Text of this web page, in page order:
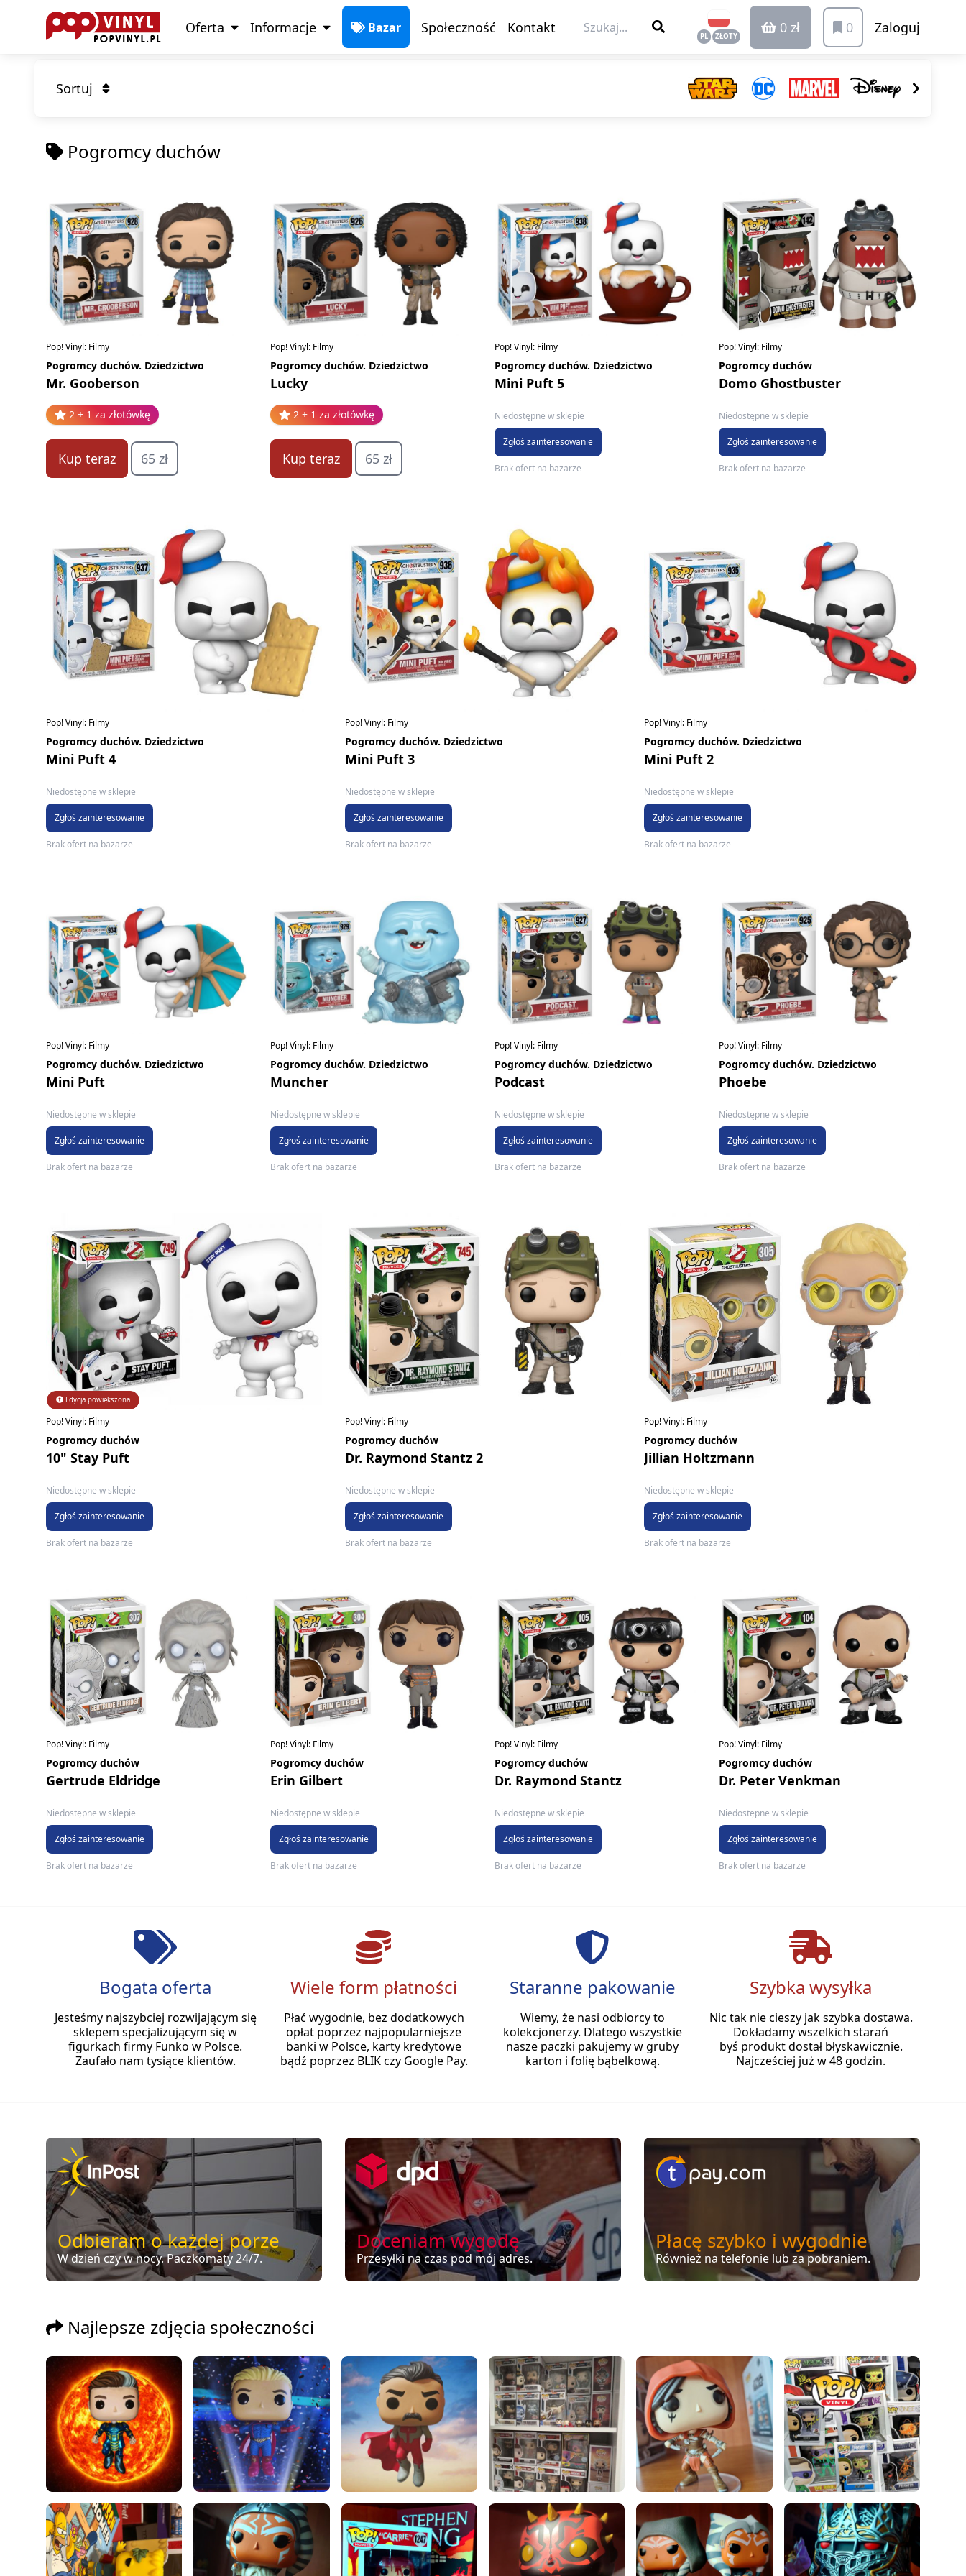
Oferta Informacje Bazar Społeczność Kontakt
PL ZŁOTY
0 zł 0 Zaloguj
Sortuj
Pogromcy duchów
Pop! Vinyl: Filmy
Pogromcy duchów. Dziedzictwo
Mr. Gooberson
2 + 1 za złotówkę
Kup teraz 65 zł
Pop! Vinyl: Filmy
Pogromcy duchów. Dziedzictwo
Lucky
2 + 1 za złotówkę
Kup teraz 65 zł
Pop! Vinyl: Filmy
Pogromcy duchów. Dziedzictwo
Mini Puft 5
Niedostępne w sklepie
Zgłoś zainteresowanie
Brak ofert na bazarze
Pop! Vinyl: Filmy
Pogromcy duchów
Domo Ghostbuster
Niedostępne w sklepie
Zgłoś zainteresowanie
Brak ofert na bazarze
Pop! Vinyl: Filmy
Pogromcy duchów. Dziedzictwo
Mini Puft 4
Niedostępne w sklepie
Zgłoś zainteresowanie
Brak ofert na bazarze
Pop! Vinyl: Filmy
Pogromcy duchów. Dziedzictwo
Mini Puft 3
Niedostępne w sklepie
Zgłoś zainteresowanie
Brak ofert na bazarze
Pop! Vinyl: Filmy
Pogromcy duchów. Dziedzictwo
Mini Puft 2
Niedostępne w sklepie
Zgłoś zainteresowanie
Brak ofert na bazarze
Pop! Vinyl: Filmy
Pogromcy duchów. Dziedzictwo
Mini Puft
Niedostępne w sklepie
Zgłoś zainteresowanie
Brak ofert na bazarze
Pop! Vinyl: Filmy
Pogromcy duchów. Dziedzictwo
Muncher
Niedostępne w sklepie
Zgłoś zainteresowanie
Brak ofert na bazarze
Pop! Vinyl: Filmy
Pogromcy duchów. Dziedzictwo
Podcast
Niedostępne w sklepie
Zgłoś zainteresowanie
Brak ofert na bazarze
Pop! Vinyl: Filmy
Pogromcy duchów. Dziedzictwo
Phoebe
Niedostępne w sklepie
Zgłoś zainteresowanie
Brak ofert na bazarze
Edycja powiększona
Pop! Vinyl: Filmy
Pogromcy duchów
10" Stay Puft
Niedostępne w sklepie
Zgłoś zainteresowanie
Brak ofert na bazarze
Pop! Vinyl: Filmy
Pogromcy duchów
Dr. Raymond Stantz 2
Niedostępne w sklepie
Zgłoś zainteresowanie
Brak ofert na bazarze
Pop! Vinyl: Filmy
Pogromcy duchów
Jillian Holtzmann
Niedostępne w sklepie
Zgłoś zainteresowanie
Brak ofert na bazarze
Pop! Vinyl: Filmy
Pogromcy duchów
Gertrude Eldridge
Niedostępne w sklepie
Zgłoś zainteresowanie
Brak ofert na bazarze
Pop! Vinyl: Filmy
Pogromcy duchów
Erin Gilbert
Niedostępne w sklepie
Zgłoś zainteresowanie
Brak ofert na bazarze
Pop! Vinyl: Filmy
Pogromcy duchów
Dr. Raymond Stantz
Niedostępne w sklepie
Zgłoś zainteresowanie
Brak ofert na bazarze
Pop! Vinyl: Filmy
Pogromcy duchów
Dr. Peter Venkman
Niedostępne w sklepie
Zgłoś zainteresowanie
Brak ofert na bazarze
Bogata oferta
Jesteśmy najszybciej rozwijającym się
sklepem specjalizującym się w
figurkach firmy Funko w Polsce.
Zaufało nam tysiące klientów.
Wiele form płatności
Płać wygodnie, bez dodatkowych
opłat poprzez najpopularniejsze
banki w Polsce, karty kredytowe
bądź poprzez BLIK czy Google Pay.
Staranne pakowanie
Wiemy, że nasi odbiorcy to
kolekcjonerzy. Dlatego wszystkie
nasze paczki pakujemy w gruby
karton i folię bąbelkową.
Szybka wysyłka
Nic tak nie cieszy jak szybka dostawa.
Dokładamy wszelkich starań
byś produkt dostał błyskawicznie.
Najcześciej już w 48 godzin.
Odbieram o każdej porze
W dzień czy w nocy. Paczkomaty 24/7.
Doceniam wygodę
Przesyłki na czas pod mój adres.
Płacę szybko i wygodnie
Również na telefonie lub za pobraniem.
Najlepsze zdjęcia społeczności